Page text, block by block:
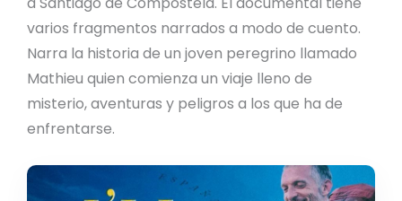
varios fragmentos narrados a modo de cuento.
Narra la historia de un joven peregrino llamado
Mathieu quien comienza un viaje lleno de
misterio, aventuras y peligros a los que ha de
enfrentarse.